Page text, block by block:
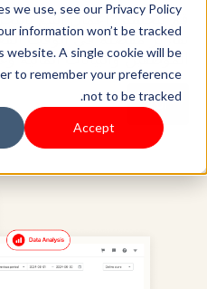
we use, see our Privacy Policy.
information won’t be tracked
website. A single cookie will be
to remember your preference
not to be tracked.
Accept
قم بتحسين أعمال البيع
تقارير مفصلة في الوقت
الموظفين والبيانات المالية
ابدأ